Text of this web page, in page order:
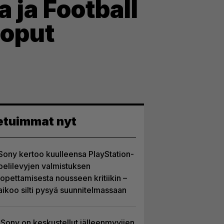
ja Football
nyt
kertoo kuulleensa PlayStation-
valmistuksen
nousseen kritiikin –
silti pysyä suunnitelmassaan